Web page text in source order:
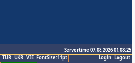
Servertime 07.08.2026 01:08:25
Logout
Login
TUR UKR VIE FontSize:11pt